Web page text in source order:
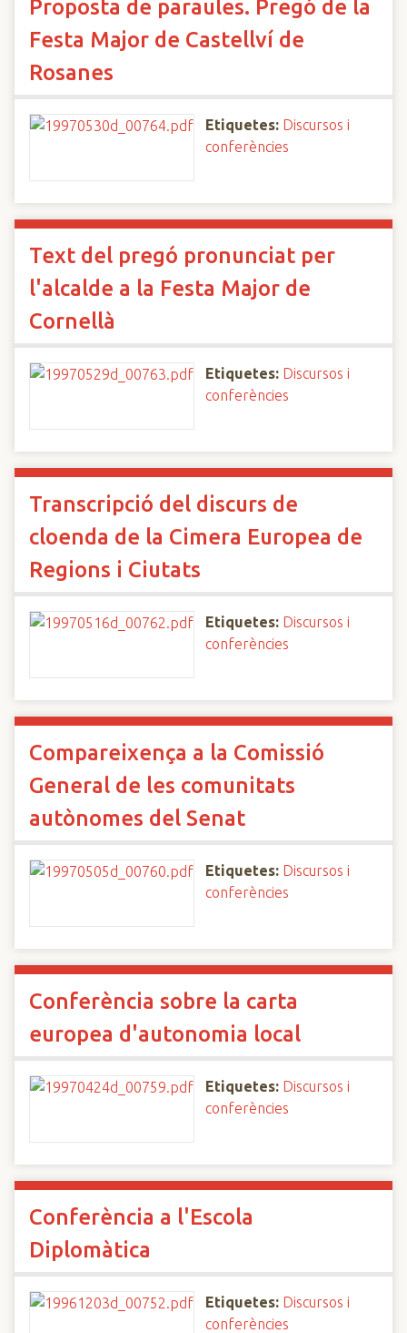
Proposta de paraules. Pregó de la
Festa Major de Castellví de
Rosanes
Etiquetes: Discursos i
conferències
Text del pregó pronunciat per
l'alcalde a la Festa Major de
Cornellà
Etiquetes: Discursos i
conferències
Transcripció del discurs de
cloenda de la Cimera Europea de
Regions i Ciutats
Etiquetes: Discursos i
conferències
Compareixença a la Comissió
General de les comunitats
autònomes del Senat
Etiquetes: Discursos i
conferències
Conferència sobre la carta
europea d'autonomia local
Etiquetes: Discursos i
conferències
Conferència a l'Escola
Diplomàtica
Etiquetes: Discursos i
conferències